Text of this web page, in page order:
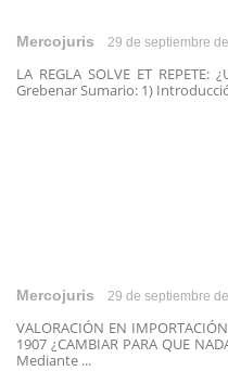
Mercojuris 29 de septiembre
LA REGLA SOLVE ET REPETE:
Grebenar Sumario: 1)
Mercojuris 29 de septiembre
VALORACIÓN EN
1907 ¿CAMBIAR PARA QUE
Mediante ...